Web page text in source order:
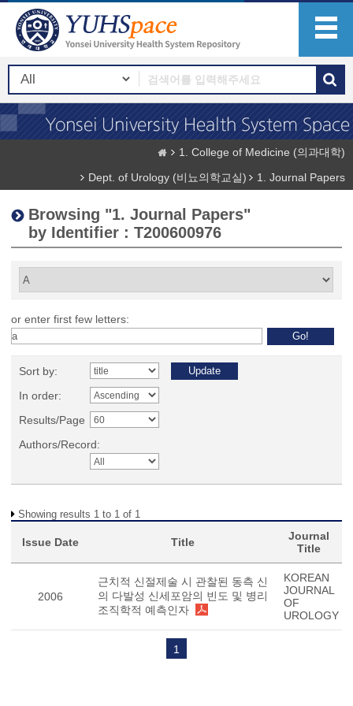
1. College of Medicine (의과대학)
Dept. of Urology (비뇨의학교실)
1. Journal Papers
Browsing "1. Journal Papers"
by Identifier : T200600976
or enter first few letters:
Sort by:
In order:
Results/Page
Authors/Record:
Showing results 1 to 1 of 1
Issue Date Title
Journal
Title
2006
근치적 신절제술 시 관찰된 동측 신
의 다발성 신세포암의 빈도 및 병리
조직학적 예측인자
KOREAN
JOURNAL
OF
UROLOGY
1